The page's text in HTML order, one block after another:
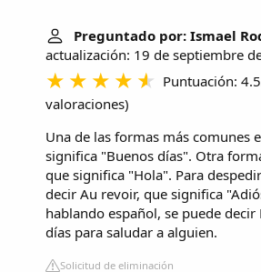
Preguntado por: Ismael
actualización: 19 de septiembre
Puntuación:
valoraciones)
Una de las formas más comunes
significa "Buenos días". Otra
que significa "Hola". Para
decir Au revoir, que significa
hablando español, se puede decir
días para saludar a alguien.
Solicitud de eliminación